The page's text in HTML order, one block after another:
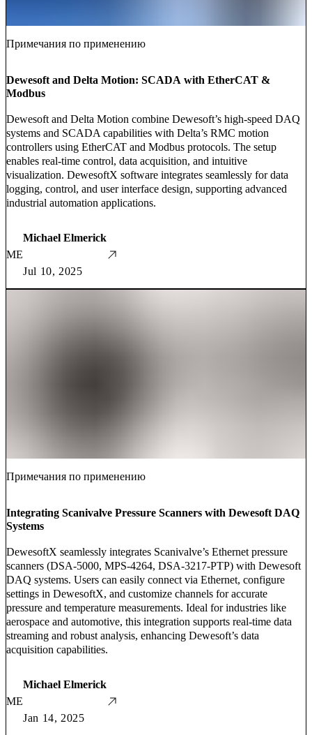
Примечания по применению
Dewesoft and Delta Motion: SCADA with EtherCAT &
Modbus
Dewesoft and Delta Motion combine Dewesoft’s high-speed DAQ
systems and SCADA capabilities with Delta’s RMC motion
controllers using EtherCAT and Modbus protocols. The setup
enables real-time control, data acquisition, and intuitive
visualization. DewesoftX software integrates seamlessly for data
logging, control, and user interface design, supporting advanced
industrial automation applications.
ME
Michael Elmerick
Jul 10, 2025
Примечания по применению
Integrating Scanivalve Pressure Scanners with Dewesoft DAQ
Systems
DewesoftX seamlessly integrates Scanivalve’s Ethernet pressure
scanners (DSA-5000, MPS-4264, DSA-3217-PTP) with Dewesoft
DAQ systems. Users can easily connect via Ethernet, configure
settings in DewesoftX, and customize channels for accurate
pressure and temperature measurements. Ideal for industries like
aerospace and automotive, this integration supports real-time data
streaming and robust analysis, enhancing Dewesoft’s data
acquisition capabilities.
ME
Michael Elmerick
Jan 14, 2025